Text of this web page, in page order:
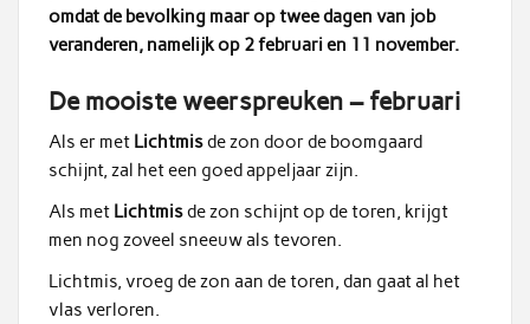
omdat de bevolking maar op twee dagen van job
veranderen, namelijk op 2 februari en 11 november.
De mooiste weerspreuken – februari
Als er met Lichtmisde zon door de boomgaard
schijnt, zal het een goed appeljaar zijn.
Als met Lichtmisde zon schijnt op de toren, krijgt
men nog zoveel sneeuw als tevoren.
Lichtmis, vroeg de zon aan de toren, dan gaat al het
vlas verloren.